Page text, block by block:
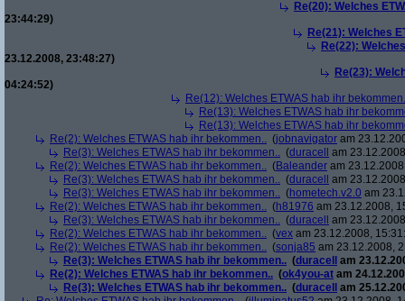
Re(20): Welches
23:44:29)
Re(21): Welches
Re(22):
23.12.2008, 23:48:27)
Re(23):
04:24:52)
Re(12): Welches ETWAS hab ihr
Re(13): Welches ETWAS hab ihr
Re(13): Welches ETWAS hab ihr
Re(2): Welches ETWAS hab ihr bekommen.. (jobnavigator am
Re(3): Welches ETWAS hab ihr bekommen.. (duracell
am
Re(2): Welches ETWAS hab ihr bekommen.. (Baleander am
Re(3): Welches ETWAS hab ihr bekommen.. (duracell
am
Re(3): Welches ETWAS hab ihr bekommen.. (hometech.v2.0 am
Re(2): Welches ETWAS hab ihr bekommen.. (h81976 am 23.12.2008,
Re(3): Welches ETWAS hab ihr bekommen.. (duracell
am
Re(2): Welches ETWAS hab ihr bekommen.. (vex am 23.12.2008,
Re(2): Welches ETWAS hab ihr bekommen.. (sonja85 am 23.12.2008,
Re(3): Welches ETWAS hab ihr bekommen.. (duracell
am
Re(2): Welches ETWAS hab ihr bekommen.. (ok4you-at am
Re(3): Welches ETWAS hab ihr bekommen.. (duracell
am